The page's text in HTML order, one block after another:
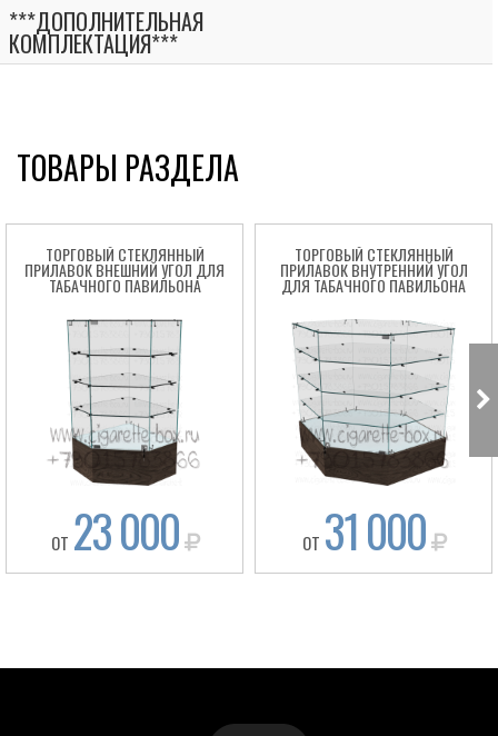
***ДОПОЛНИТЕЛЬНАЯ
КОМПЛЕКТАЦИЯ***
ТОВАРЫ РАЗДЕЛА
ТОРГОВЫЙ СТЕКЛЯННЫЙ
ПРИЛАВОК ВНЕШНИЙ УГОЛ ДЛЯ
ТАБАЧНОГО ПАВИЛЬОНА
ОТ 23 000
ТОРГОВЫЙ СТЕКЛЯННЫЙ
ПРИЛАВОК ВНУТРЕННИЙ УГОЛ
ДЛЯ ТАБАЧНОГО ПАВИЛЬОНА
ОТ 31 000